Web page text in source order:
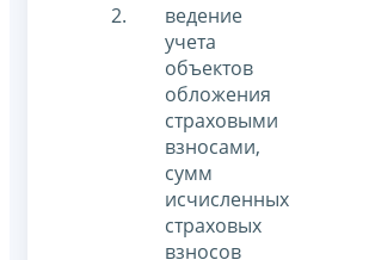
ведение
учета
объектов
обложения
страховыми
взносами,
сумм
исчисленных
страховых
взносов